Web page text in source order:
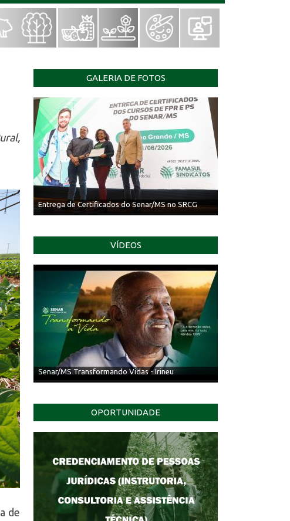
GALERIA DE FOTOS
Entrega de Certificados do Senar/MS no SRCG
VÍDEOS
Senar/MS Transformando Vidas - Irineu
OPORTUNIDADE
de